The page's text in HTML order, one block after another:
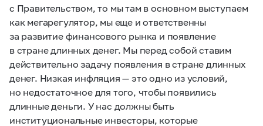
с Правительством, то мы там в основном выступаем
как мегарегулятор, мы еще и ответственны
за развитие финансового рынка и появление
в стране длинных денег. Мы перед собой ставим
действительно задачу появления в стране длинных
денег. Низкая инфляция — это одно из условий,
но недостаточное для того, чтобы появились
длинные деньги. У нас должны быть
институциональные инвесторы, которые